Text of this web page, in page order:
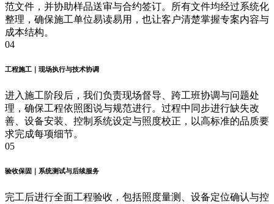
范文件，并协助样品送审与合约签订。所有文件均经过系统化
整理，确保施工单位易读易用，也让客户清楚掌握专案内容与
成本结构。
04
工程施工｜现场执行与技术协调
进入施工阶段后，我们负责现场督导、跨工班协调与问题处
理，确保工程依照图说与规范进行。过程中同步进行缺失改
善、设备安装、控制系统设定与照度校正，以高标准的品质要
求完成每项细节。
05
验收保固｜系统测试与后续服务
完工后进行全面工程验收，包括照度量测、设备定位确认与控